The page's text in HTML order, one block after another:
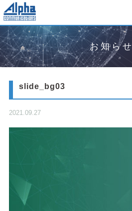
お知らせ
slide_bg03
2021.09.27